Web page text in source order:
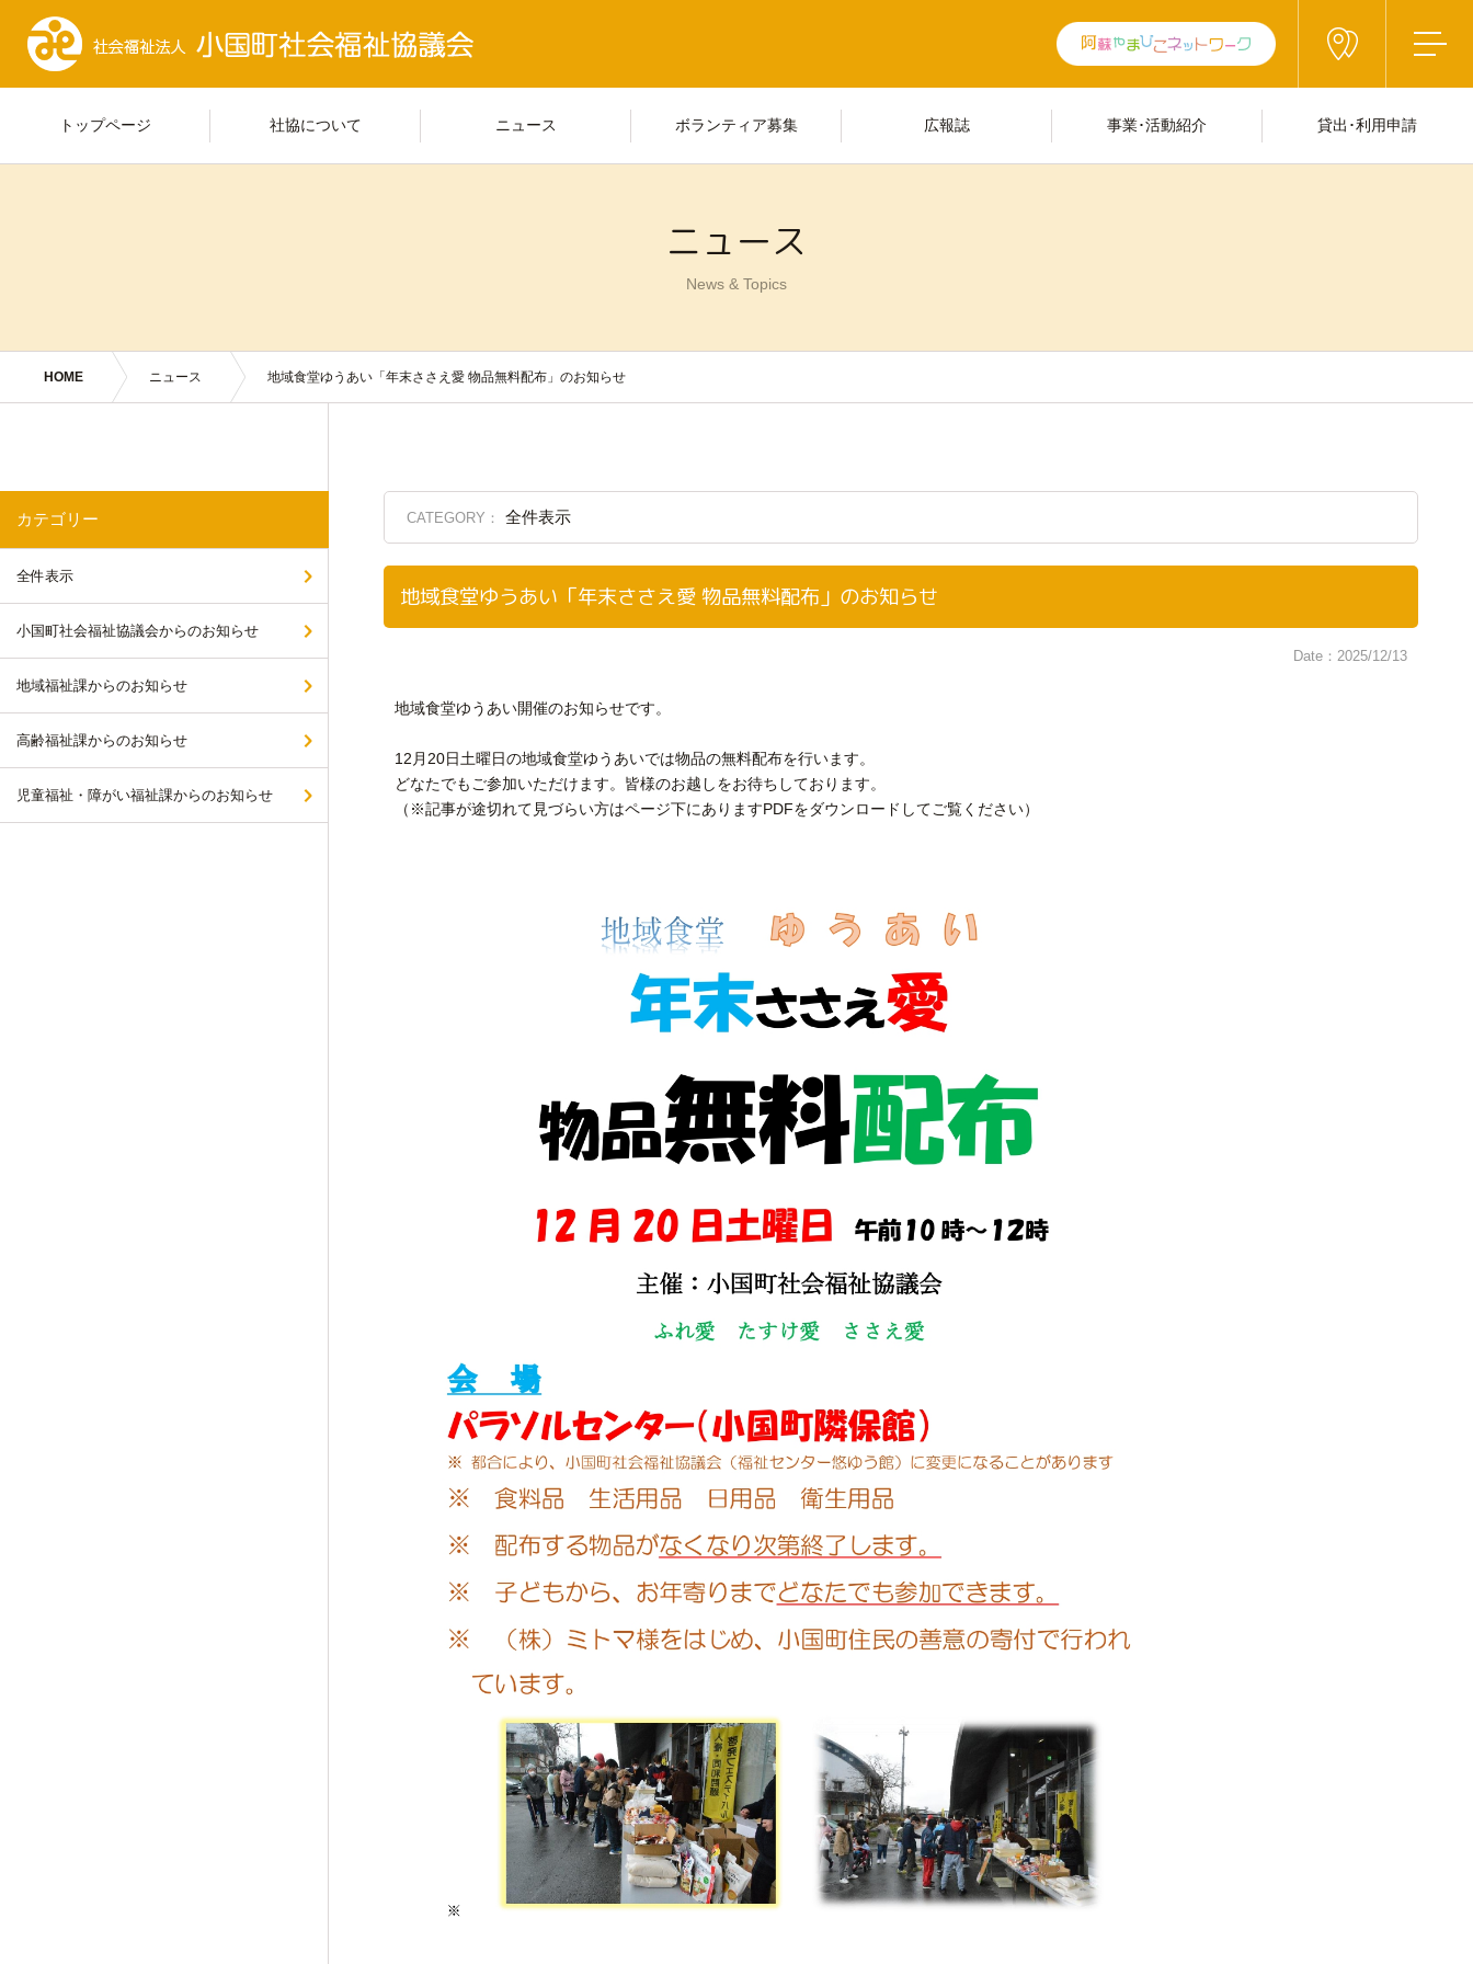
トップページ 社協について ニュース ボランティア募集 広報誌 事業･活動紹介 貸出･利用申請
ニュース
News & Topics
HOME ニュース 地域食堂ゆうあい「年末ささえ愛 物品無料配布」のお知らせ
カテゴリー
全件表示
小国町社会福祉協議会からのお知らせ
地域福祉課からのお知らせ
高齢福祉課からのお知らせ
児童福祉・障がい福祉課からのお知らせ
CATEGORY： 全件表示
地域食堂ゆうあい「年末ささえ愛 物品無料配布」のお知らせ
Date：2025/12/13
地域食堂ゆうあい開催のお知らせです。
12月20日土曜日の地域食堂ゆうあいでは物品の無料配布を行います。
どなたでもご参加いただけます。皆様のお越しをお待ちしております。
（※記事が途切れて見づらい方はページ下にありますPDFをダウンロードしてご覧ください）